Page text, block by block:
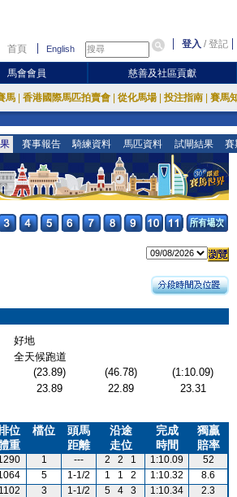
首頁 English 登入 /登記
馬會會員 慈善及社區貢獻
馬 香港國際馬匹拍賣會 從化馬場 投注指南 賽馬
賽事報告 騎練資料 馬匹資料 試閘結果 賽
好地
全天候跑道
(23.89) (46.78)
(1:10.09)
23.89 22.89
23.31
位
重
檔位
頭馬
距離
沿途
走位
完成
時間
獨贏
賠率
1 --- 2 2 1 1:10.09
52
5 1-1/2 1 1 2 1:10.32
8.6
1102 3 1-1/2 5 4 3 1:10.34
2.3